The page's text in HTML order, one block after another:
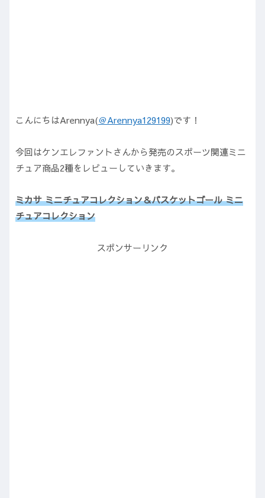
こんにちはArennya(＠Arennya129199)です！
今回はケンエレファントさんから発売のスポーツ関連ミニ
チュア商品2種をレビューしていきます。
ミカサ ミニチュアコレクション＆バスケットゴール ミニ
チュアコレクション
スポンサーリンク